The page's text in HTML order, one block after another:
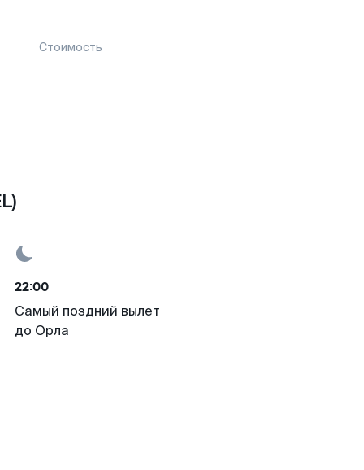
Стоимость
22:00
Самый поздний вылет
до Орла